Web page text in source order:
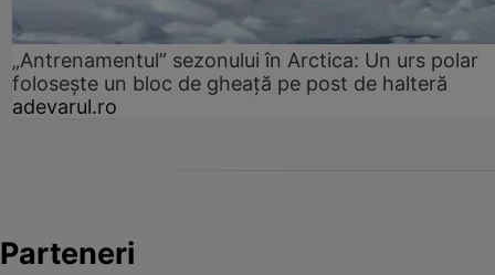
„Antrenamentul” sezonului în Arctica: Un urs polar
folosește un bloc de gheață pe post de halteră
adevarul.ro
Parteneri